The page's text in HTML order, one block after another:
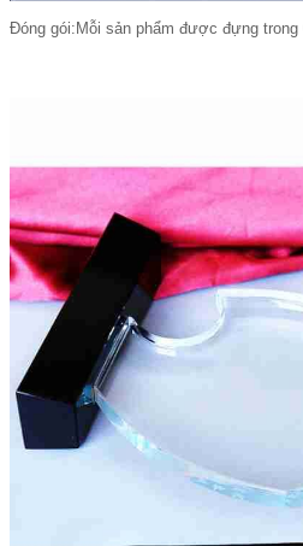
Đóng gói:Mỗi sản phẩm được đựng trong